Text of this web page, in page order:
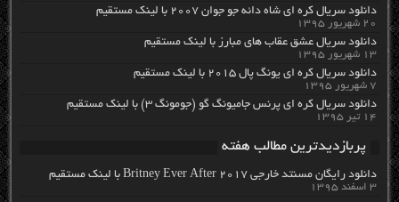
دانلود سریال کره ای شاه دائه جو جوان ۲۰۰۷ با لینک مستقیم
۲۰ شهریور ۱۳۹۵
دانلود سریال عشق عقاب های مبارز با لینک مستقیم
۱۳ شهریور ۱۳۹۵
دانلود سریال کره ای یونگ پال ۲۰۱۵ با لینک مستقیم
۷ شهریور ۱۳۹۵
دانلود سریال کره ای پرنس جامیونگ گو (جومونگ ۳) با لینک مستقیم
۱۴ تیر ۱۳۹۵
پربازدیدترین مطالب هفته
دانلود رایگان مسنتد خارجی Britney Ever After 2017 با لینک مستقیم
۳ اسفند ۱۳۹۵